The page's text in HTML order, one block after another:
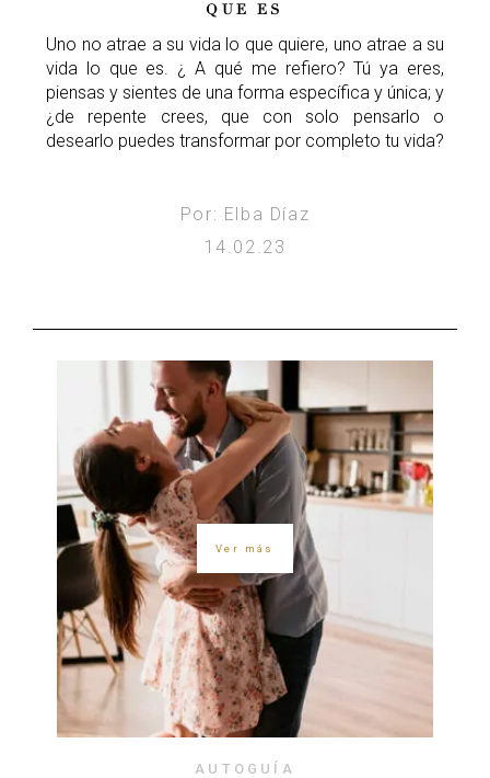
QUE ES
Uno no atrae a su vida lo que quiere, uno atrae a su
vida lo que es. ¿ A qué me refiero? Tú ya eres,
piensas y sientes de una forma específica y única; y
¿de repente crees, que con solo pensarlo o
desearlo puedes transformar por completo tu vida?
Por: Elba Díaz
14.02.23
Ver más
AUTOGUÍA